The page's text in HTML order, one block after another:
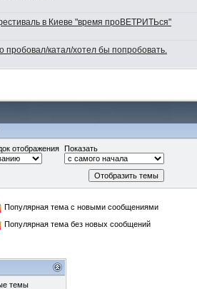
в Киеве "время проВЕТРИТЬся"
пробовал/катал/хотел бы попробовать.
отображения Показать
Популярная тема с новыми сообщениями
Популярная тема без новых сообщений
темы